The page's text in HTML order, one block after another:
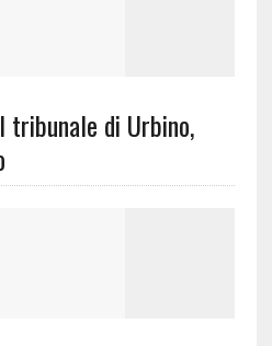
tribunale di Urbino,